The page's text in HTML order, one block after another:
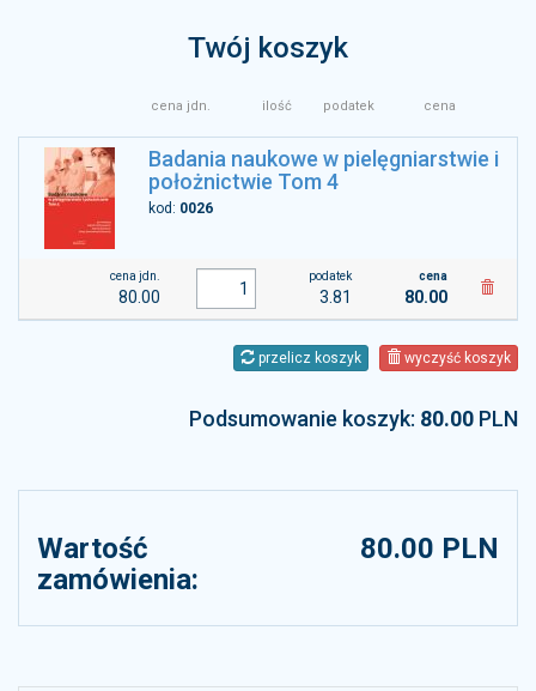
Twój koszyk
cena jdn. ilość podatek cena
Badania naukowe w pielęgniarstwie i
położnictwie Tom 4
kod: 0026
cena jdn.
80.00
podatek
3.81
cena
80.00
przelicz koszyk wyczyść koszyk
Podsumowanie koszyk: 80.00 PLN
Wartość
zamówienia:
80.00 PLN